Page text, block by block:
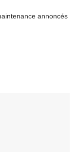
annoncés